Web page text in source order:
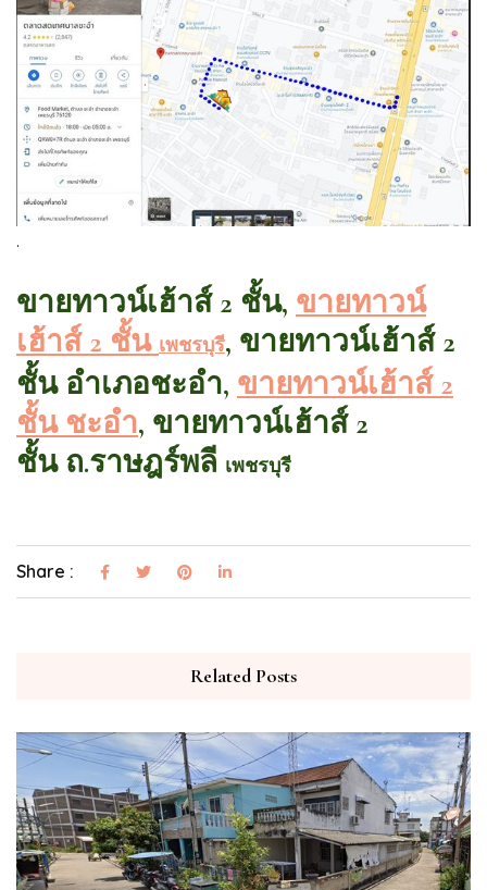
.
ขายทาวน์เฮ้าส์ 2 ชั้น, ขายทาวน์
เฮ้าส์ 2 ชั้น เพชรบุรี, ขายทาวน์เฮ้าส์ 2
ชั้น อำเภอชะอำ, ขายทาวน์เฮ้าส์ 2
ชั้น ชะอำ, ขายทาวน์เฮ้าส์ 2
ชั้น ถ.ราษฎร์พลี เพชรบุรี
Share :
Related Posts